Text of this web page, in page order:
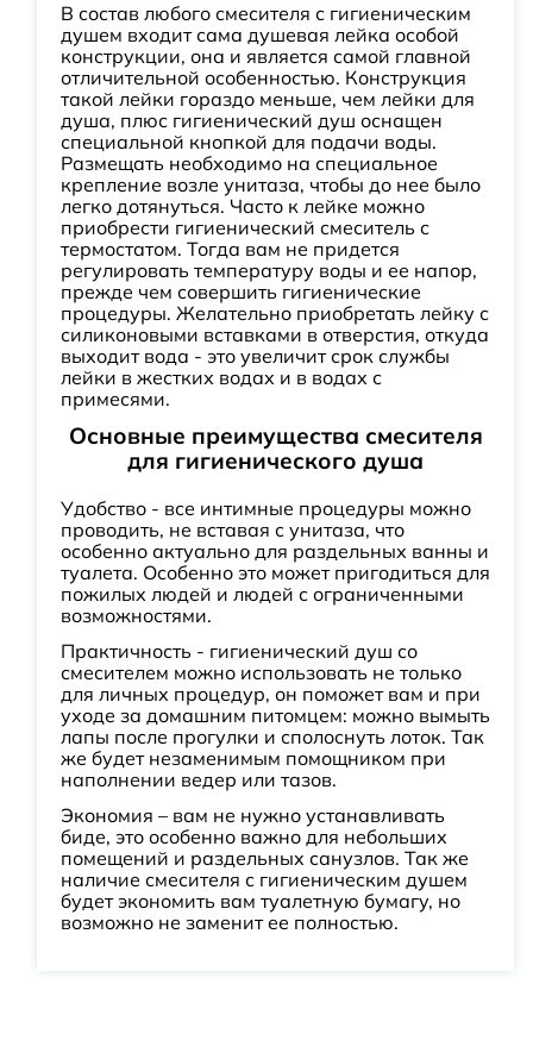
В состав любого смесителя с гигиеническим
душем входит сама душевая лейка особой
конструкции, она и является самой главной
отличительной особенностью. Конструкция
такой лейки гораздо меньше, чем лейки для
душа, плюс гигиенический душ оснащен
специальной кнопкой для подачи воды.
Размещать необходимо на специальное
крепление возле унитаза, чтобы до нее было
легко дотянуться. Часто к лейке можно
приобрести гигиенический смеситель с
термостатом. Тогда вам не придется
регулировать температуру воды и ее напор,
прежде чем совершить гигиенические
процедуры. Желательно приобретать лейку с
силиконовыми вставками в отверстия, откуда
выходит вода - это увеличит срок службы
лейки в жестких водах и в водах с
примесями.
Основные преимущества смесителя
для гигиенического душа
Удобство - все интимные процедуры можно
проводить, не вставая с унитаза, что
особенно актуально для раздельных ванны и
туалета. Особенно это может пригодиться для
пожилых людей и людей с ограниченными
возможностями.
Практичность - гигиенический душ со
смесителем можно использовать не только
для личных процедур, он поможет вам и при
уходе за домашним питомцем: можно вымыть
лапы после прогулки и сполоснуть лоток. Так
же будет незаменимым помощником при
наполнении ведер или тазов.
Экономия – вам не нужно устанавливать
биде, это особенно важно для небольших
помещений и раздельных санузлов. Так же
наличие смесителя с гигиеническим душем
будет экономить вам туалетную бумагу, но
возможно не заменит ее полностью.